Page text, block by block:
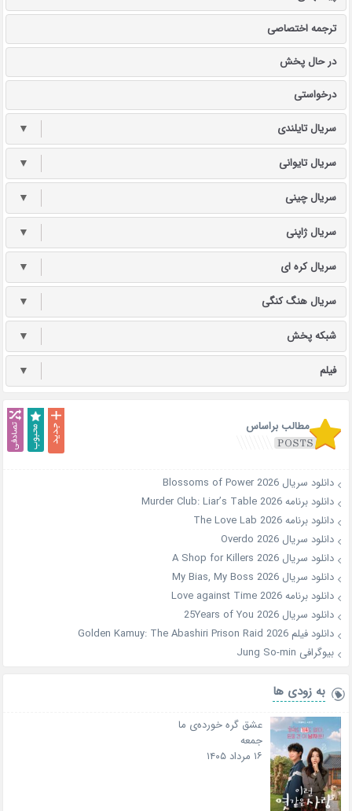
ترجمه اختصاصی
در حال پخش
درخواستی
سریال تایلندی ▼
سریال تایوانی ▼
سریال چینی ▼
سریال ژاپنی ▼
سریال کره ای ▼
سریال هنگ کنگی ▼
شبکه پخش ▼
فیلم ▼
مطالب براساس
دانلود سریال Blossoms of Power 2026
دانلود برنامه Murder Club: Liar’s Table 2026
دانلود برنامه The Love Lab 2026
دانلود سریال Overdo 2026
دانلود سریال A Shop for Killers 2026
دانلود سریال My Bias, My Boss 2026
دانلود برنامه Love against Time 2026
دانلود سریال 25Years of You 2026
دانلود فیلم Golden Kamuy: The Abashiri Prison Raid 2026
بیوگرافی Jung So-min
به زودی ها
عشق گره خورده‌ی ما
جمعه
۱۶ مرداد ۱۴۰۵